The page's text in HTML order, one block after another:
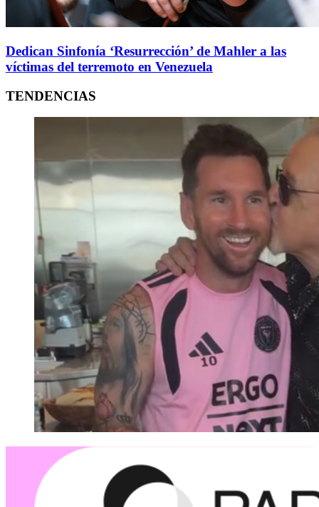
Dedican Sinfonía ‘Resurrección’ de Mahler a las
víctimas del terremoto en Venezuela
TENDENCIAS